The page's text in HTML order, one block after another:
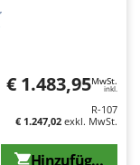
€ 1.483,95MwSt.
inkl.
R-107
€ 1.247,02 exkl. MwSt.
Hinzufügen